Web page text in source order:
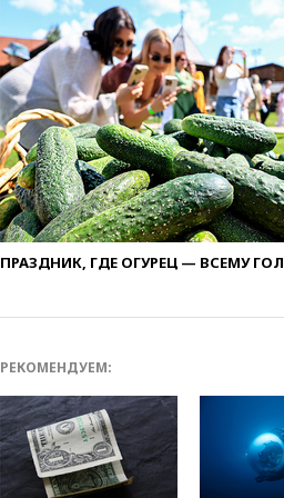
ПРАЗДНИК, ГДЕ ОГУРЕЦ — ВСЕМУ
РЕКОМЕНДУЕМ: